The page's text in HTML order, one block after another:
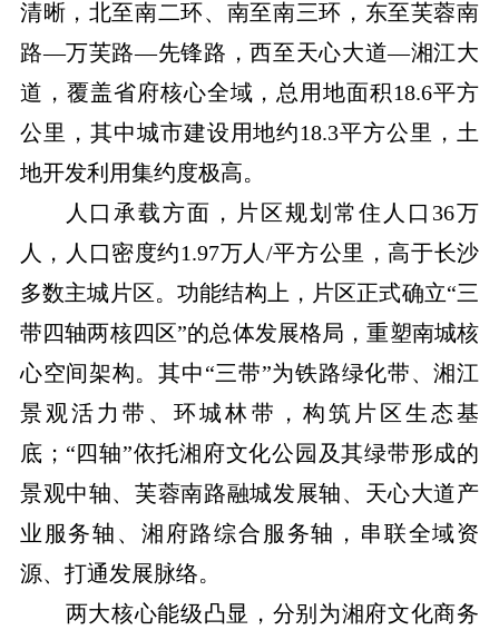
清晰，北至南二环、南至南三环，东至芙蓉南
路—万芙路—先锋路，西至天心大道—湘江大
道，覆盖省府核心全域，总用地面积18.6平方
公里，其中城市建设用地约18.3平方公里，土
地开发利用集约度极高。
人口承载方面，片区规划常住人口36万
人，人口密度约1.97万人/平方公里，高于长沙
多数主城片区。功能结构上，片区正式确立“三
带四轴两核四区”的总体发展格局，重塑南城核
心空间架构。其中“三带”为铁路绿化带、湘江
景观活力带、环城林带，构筑片区生态基
底；“四轴”依托湘府文化公园及其绿带形成的
景观中轴、芙蓉南路融城发展轴、天心大道产
业服务轴、湘府路综合服务轴，串联全域资
源、打通发展脉络。
两大核心能级凸显，分别为湘府文化商务